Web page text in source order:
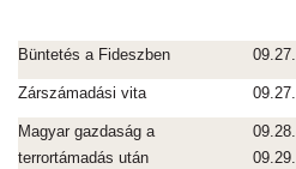
Büntetés a Fideszben 09.27.
Zárszámadási vita 09.27.
Magyar gazdaság a
terrortámadás után
09.28.
09.29.